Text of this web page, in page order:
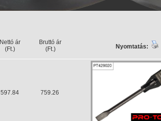
Nettó ár
(Ft.)
Bruttó ár
(Ft.)
Nyomtatás:
597.84
759.26